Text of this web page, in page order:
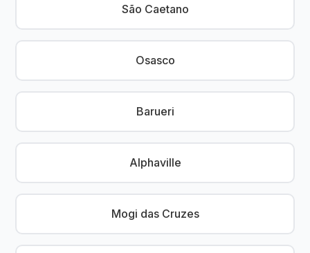
São Caetano
Osasco
Barueri
Alphaville
Mogi das Cruzes